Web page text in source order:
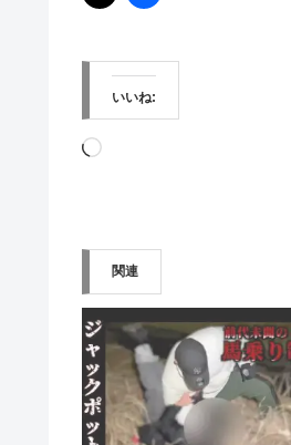
いいね:
読
み
中…
関連